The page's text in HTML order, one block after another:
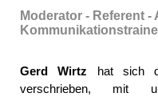
Moderator - Referent -
Gerd Wirtz hat sich
verschrieben, mit